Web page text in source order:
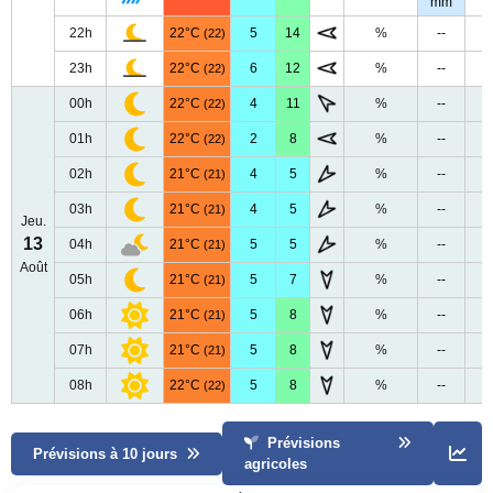
22h
22°C (22) 5 14 % --
23h 22°C (22) 6 12 % --
Jeu.
13
Août
00h 22°C (22) 4 11 % --
01h 22°C (22) 2 8 % --
02h 21°C (21) 4 5 % --
03h 21°C (21) 4 5 % --
04h 21°C (21) 5 5 % --
05h 21°C (21) 5 7 % --
06h 21°C (21) 5 8 % --
07h 21°C (21) 5 8 % --
08h 22°C (22) 5 8 % --
Prévisions à 10 jours
Prévisions
agricoles